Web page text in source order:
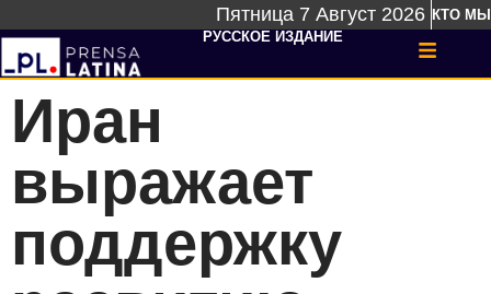
Пятница 7 Август 2026 КТО МЫ
РУССКОЕ ИЗДАНИЕ
Иран
выражает
поддержку